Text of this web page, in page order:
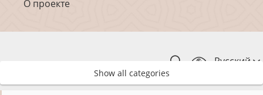
О проекте
Русский
Show all categories